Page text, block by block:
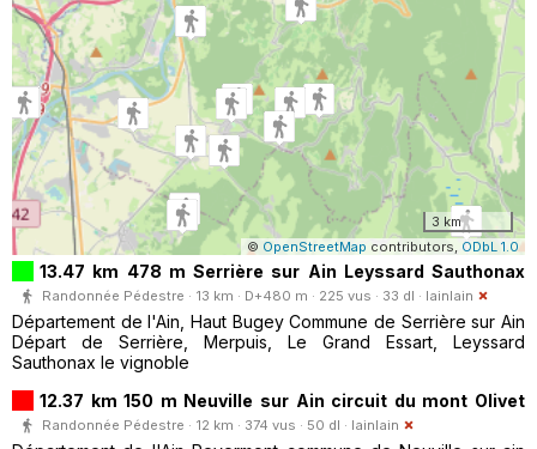
3 km
© OpenStreetMap contributors, ODbL 1.0
13.47 km 478 m Serrière sur Ain Leyssard Sauthonax
Randonnée Pédestre · 13 km · D+480 m · 225 vus · 33 dl · lainlain
Département de l'Ain, Haut Bugey Commune de Serrière sur Ain
Départ de Serrière, Merpuis, Le Grand Essart, Leyssard
Sauthonax le vignoble
12.37 km 150 m Neuville sur Ain circuit du mont Olivet
Randonnée Pédestre · 12 km · 374 vus · 50 dl · lainlain